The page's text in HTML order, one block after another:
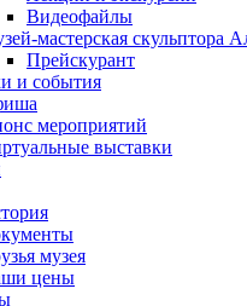
Видеофайлы
мастерская скульптора
Прейскурант
и события
мероприятий
выставки
музея
цены